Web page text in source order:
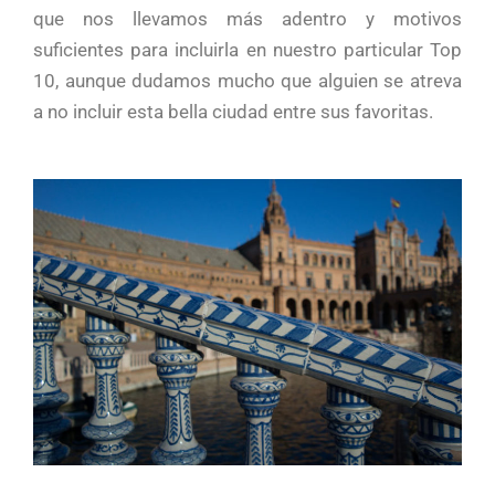
que nos llevamos más adentro y motivos
suficientes para incluirla en nuestro particular Top
10, aunque dudamos mucho que alguien se atreva
a no incluir esta bella ciudad entre sus favoritas.